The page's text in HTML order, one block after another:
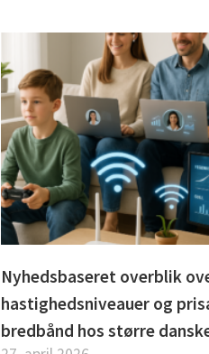
Nyhedsbaseret overblik
hastighedsniveauer og
bredbånd hos større